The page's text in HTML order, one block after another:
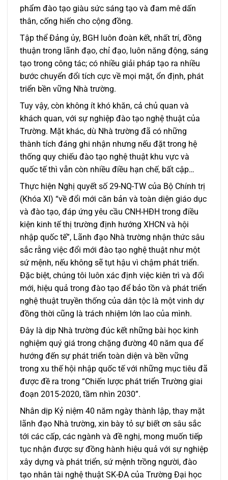
phẩm đào tạo giàu sức sáng tạo và đam mê dấn
thân, cống hiến cho cộng đồng.
Tập thể Đảng ủy, BGH luôn đoàn kết, nhất trí, đồng
thuận trong lãnh đạo, chỉ đạo, luôn năng động, sáng
tạo trong công tác; có nhiều giải pháp tạo ra nhiều
bước chuyển đổi tích cực về mọi mặt, ổn định, phát
triển bền vững Nhà trường.
Tuy vậy, còn không ít khó khăn, cả chủ quan và
khách quan, với sự nghiệp đào tạo nghệ thuật của
Trường. Mặt khác, dù Nhà trường đã có những
thành tích đáng ghi nhận nhưng nếu đặt trong hệ
thống quy chiếu đào tạo nghệ thuật khu vực và
quốc tế thì vẫn còn nhiều điều hạn chế, bất cập…
Thực hiện Nghị quyết số 29-NQ-TW của Bộ Chính trị
(Khóa XI) “về đổi mới căn bản và toàn diện giáo dục
và đào tạo, đáp ứng yêu cầu CNH-HĐH trong điều
kiện kinh tế thị trường định hướng XHCN và hội
nhập quốc tế”, Lãnh đạo Nhà trường nhận thức sâu
sắc rằng việc đổi mới đào tạo nghệ thuật như một
sứ mệnh, nếu không sẽ tụt hậu vì chậm phát triển.
Đặc biệt, chúng tôi luôn xác định việc kiên trì và đổi
mới, hiệu quả trong đào tạo để bảo tồn và phát triển
nghệ thuật truyền thống của dân tộc là một vinh dự
đồng thời cũng là trách nhiệm lớn lao của mình.
Đây là dịp Nhà trường đúc kết những bài học kinh
nghiệm quý giá trong chặng đường 40 năm qua để
hướng đến sự phát triển toàn diện và bền vững
trong xu thế hội nhập quốc tế với những mục tiêu đã
được đề ra trong “Chiến lược phát triển Trường giai
đoạn 2015-2020, tầm nhìn 2030”.
Nhân dịp Kỷ niệm 40 năm ngày thành lập, thay mặt
lãnh đạo Nhà trường, xin bày tỏ sự biết ơn sâu sắc
tới các cấp, các ngành và đề nghị, mong muốn tiếp
tục nhận được sự đồng hành hiệu quả với sự nghiệp
xây dựng và phát triển, sứ mệnh trồng người, đào
tạo nhân tài nghệ thuật SK-ĐA của Trường Đại học